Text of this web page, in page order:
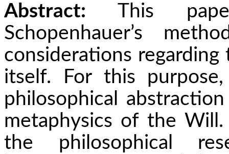
Abstract:This
Schopenhauer’s
considerations
itself. For this
philosophical
metaphysics of the
the philosophical